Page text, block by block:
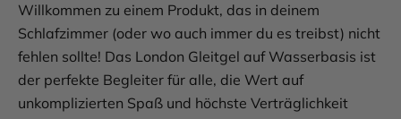
Willkommen zu einem Produkt, das in deinem
Schlafzimmer (oder wo auch immer du es treibst) nicht
fehlen sollte! Das London Gleitgel auf Wasserbasis ist
der perfekte Begleiter für alle, die Wert auf
unkomplizierten Spaß und höchste Verträglichkeit